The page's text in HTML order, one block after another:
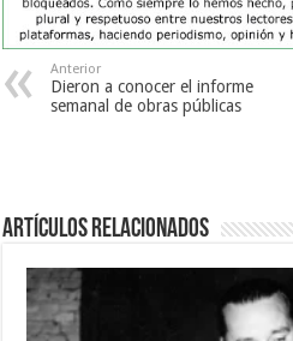
Anterior
Dieron a conocer el informe
semanal de obras públicas
Artículos Relacionados